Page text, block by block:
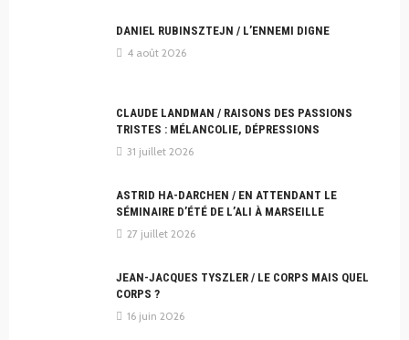
DANIEL RUBINSZTEJN / L’ENNEMI DIGNE
4 août 2026
CLAUDE LANDMAN / RAISONS DES PASSIONS
TRISTES : MÉLANCOLIE, DÉPRESSIONS
31 juillet 2026
ASTRID HA-DARCHEN / EN ATTENDANT LE
SÉMINAIRE D’ÉTÉ DE L’ALI À MARSEILLE
27 juillet 2026
JEAN-JACQUES TYSZLER / LE CORPS MAIS QUEL
CORPS ?
16 juin 2026